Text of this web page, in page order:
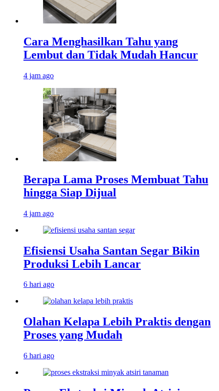
Cara Menghasilkan Tahu yang
Lembut dan Tidak Mudah Hancur
4 jam ago
Berapa Lama Proses Membuat Tahu
hingga Siap Dijual
4 jam ago
Efisiensi Usaha Santan Segar Bikin
Produksi Lebih Lancar
6 hari ago
Olahan Kelapa Lebih Praktis dengan
Proses yang Mudah
6 hari ago